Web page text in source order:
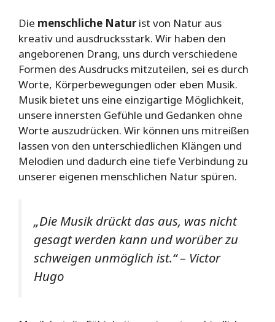
Die menschliche Naturist von Natur aus
kreativ und ausdrucksstark. Wir haben den
angeborenen Drang, uns durch verschiedene
Formen des Ausdrucks mitzuteilen, sei es durch
Worte, Körperbewegungen oder eben Musik.
Musik bietet uns eine einzigartige Möglichkeit,
unsere innersten Gefühle und Gedanken ohne
Worte auszudrücken. Wir können uns mitreißen
lassen von den unterschiedlichen Klängen und
Melodien und dadurch eine tiefe Verbindung zu
unserer eigenen menschlichen Natur spüren.
„Die Musik drückt das aus, was nicht
gesagt werden kann und worüber zu
schweigen unmöglich ist.“ – Victor
Hugo